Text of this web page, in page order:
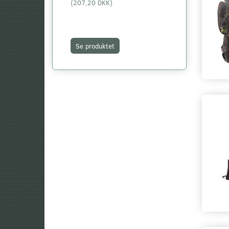
(207,20 DKK)
Se produktet
319,20 DKK)
Se produktet